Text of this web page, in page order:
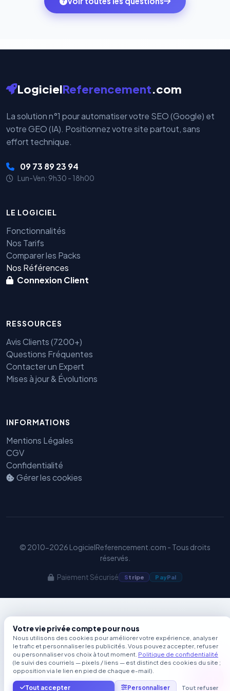
votre historique.
par nos serveurs — elles sont gérées directement et
LogicielReferencement.com
La solution n°1 pour automatiser votre SEO (Google) et
votre GEO (IA). Positionnez votre site partout, sans
effort technique.
09 73 89 23 94
Lun-Ven: 9h30 - 18h00
LE LOGICIEL
Fonctionnalités
Nos Tarifs
Comparer les Packs
Nos Références
Connexion Client
RESSOURCES
Avis Clients (7200+)
Questions Fréquentes
Contacter un Expert
Mises à jour & Évolutions
INFORMATIONS
Mentions Légales
CGV
Confidentialité
Gérer les cookies
© 2010-2026 LogicielReferencement.com - Tous droits
réservés.
Paiement Sécurisé Stripe PayPal
Votre vie privée compte pour nous
Nous utilisons des cookies pour améliorer votre expérience, analyser
le trafic et personnaliser les publicités. Vous pouvez accepter, refuser
ou personnaliser vos choix à tout moment. Politique de confidentialité
(le suivi des courriels — pixels / liens — est distinct des cookies du site ;
opposition via le lien en pied de chaque e-mail).
Tout accepter Personnaliser Tout refuser